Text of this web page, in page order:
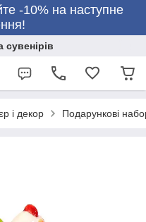
-10% на наступне
сувенірів
і декор Подарункові